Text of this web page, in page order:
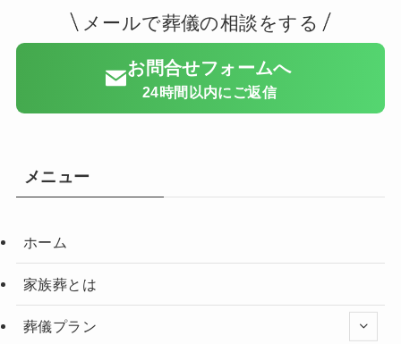
メールで葬儀の相談をする
お問合せフォームへ
24時間以内にご返信
メニュー
ホーム
家族葬とは
葬儀プラン